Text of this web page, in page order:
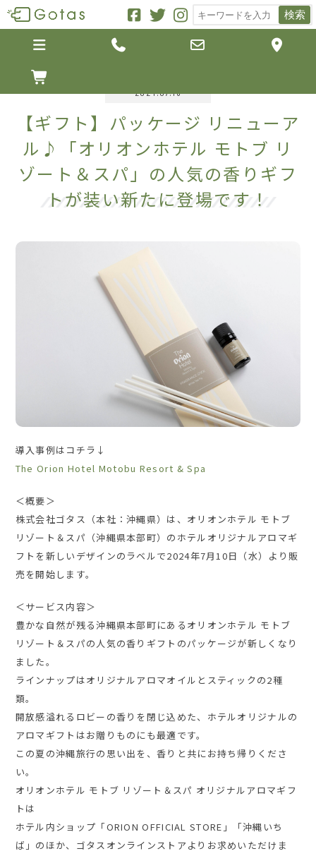
検索
   

2024.07.19
【ギフト】パッケージ リニューア
ル♪「オリオンホテル モトブ リ
ゾート＆スパ」の人気の香りギフ
トが装い新たに登場です！
導⼊事例はコチラ↓
The Orion Hotel Motobu Resort & Spa
＜概要＞
株式会社ゴタス（本社：沖縄県）は、オリオンホテル モトブ
リゾート＆スパ（沖縄県本部町）のホテルオリジナルアロマギ
フトを新しいデザインのラベルで2024年7月10日（水）より販
売を開始します。
＜サービス内容＞
豊かな自然が残る沖縄県本部町にあるオリオンホテル モトブ
リゾート＆スパの人気の香りギフトのパッケージが新しくなり
ました。
ラインナップはオリジナルアロマオイルとスティックの2種
類。
開放感溢れるロビーの香りを閉じ込めた、ホテルオリジナルの
アロマギフトはお贈りものにも最適です。
この夏の沖縄旅行の思い出を、香りと共にお持ち帰りくださ
い。
オリオンホテル モトブ リゾート＆スパ オリジナルアロマギフ
トは
ホテル内ショップ「ORION OFFICIAL STORE」「沖縄いち
ば」のほか、ゴタスオンラインストアよりお求めいただけま